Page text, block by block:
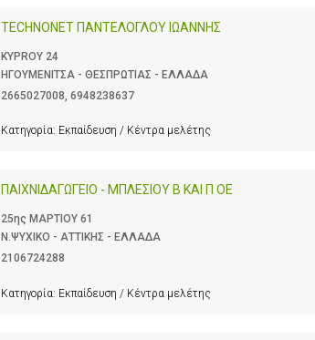
TECHNONET ΠΑΝΤΕΛΟΓΛΟΥ ΙΩΑΝΝΗΣ
KYPROY 24
ΗΓΟΥΜΕΝΙΤΣΑ - ΘΕΣΠΡΩΤΙΑΣ - ΕΛΛΑΔΑ
2665027008, 6948238637
Κατηγορία: Εκπαίδευση / Κέντρα μελέτης
ΠΑΙΧΝΙΔΑΓΩΓΕΙΟ - ΜΠΛΕΣΙΟΥ Β ΚΑΙ Π ΟΕ
25ης ΜΑΡΤΙΟΥ 61
Ν.ΨΥΧΙΚΟ - ΑΤΤΙΚΗΣ - ΕΛΛΑΔΑ
2106724288
Κατηγορία: Εκπαίδευση / Κέντρα μελέτης